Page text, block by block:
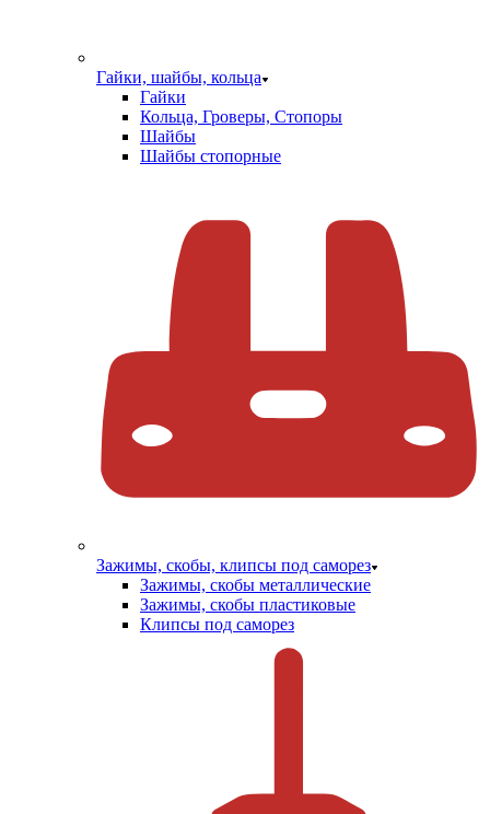
Гайки, шайбы, кольца
Гайки
Кольца, Гроверы, Стопоры
Шайбы
Шайбы стопорные
Зажимы, скобы, клипсы под саморез
Зажимы, скобы металлические
Зажимы, скобы пластиковые
Клипсы под саморез